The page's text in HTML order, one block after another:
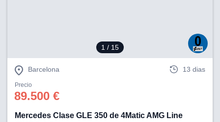
1 / 15
Barcelona 13 dias
Precio
89.500 €
Mercedes Clase GLE 350 de 4Matic AMG Line